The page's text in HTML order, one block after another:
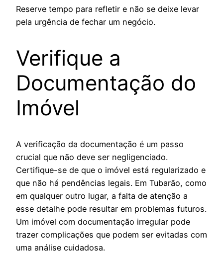
Reserve tempo para refletir e não se deixe levar
pela urgência de fechar um negócio.
Verifique a
Documentação do
Imóvel
A verificação da documentação é um passo
crucial que não deve ser negligenciado.
Certifique-se de que o imóvel está regularizado e
que não há pendências legais. Em Tubarão, como
em qualquer outro lugar, a falta de atenção a
esse detalhe pode resultar em problemas futuros.
Um imóvel com documentação irregular pode
trazer complicações que podem ser evitadas com
uma análise cuidadosa.